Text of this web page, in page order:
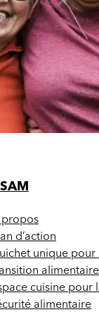
d’action
unique pour
alimentaire
cuisine pour
alimentaire